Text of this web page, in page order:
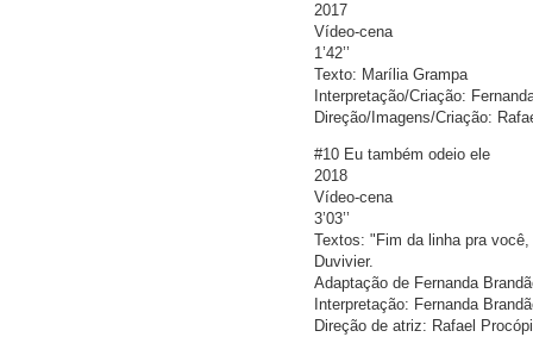
2017
Vídeo-cena
1’42’’
Texto: Marília Grampa
Interpretação/Criação:
Direção/Imagens/Criação:
#10 Eu também odeio ele
2018
Vídeo-cena
3’03’’
Textos: "Fim da linha pra
Duvivier.
Adaptação de Fernanda
Interpretação: Fernanda
Direção de atriz: Rafael